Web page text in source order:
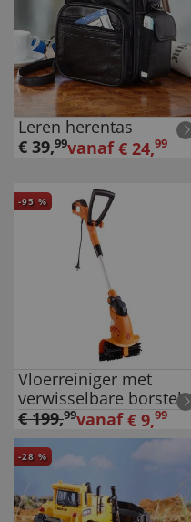
Leren herentas
€39,99vanaf € 24,99
-95 %
Vloerreiniger met
verwisselbare borstels
€199,99vanaf € 9,99
-28 %